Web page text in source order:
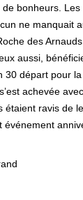
bonheurs.
ne manquait
des
aussi,
départ pour
achevée
ravis de